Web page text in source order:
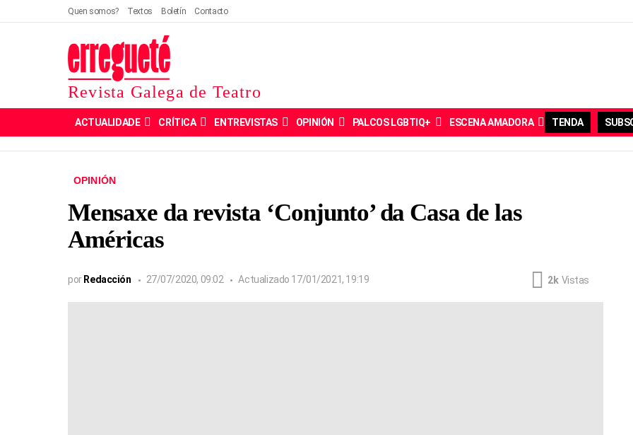
Quen somos? Textos Boletín Contacto
Revista Galega de Teatro
ACTUALIDADE CRÍTICA ENTREVISTAS OPINIÓN PALCOS LGBTIQ+ ESCENA AMADORA TENDA
OPINIÓN
Mensaxe da revista ‘Conjunto’ da Casa de las
Américas
por Redacción 27/07/2020, 09:02 Actualizado 17/01/2021, 19:19 2k Vistas